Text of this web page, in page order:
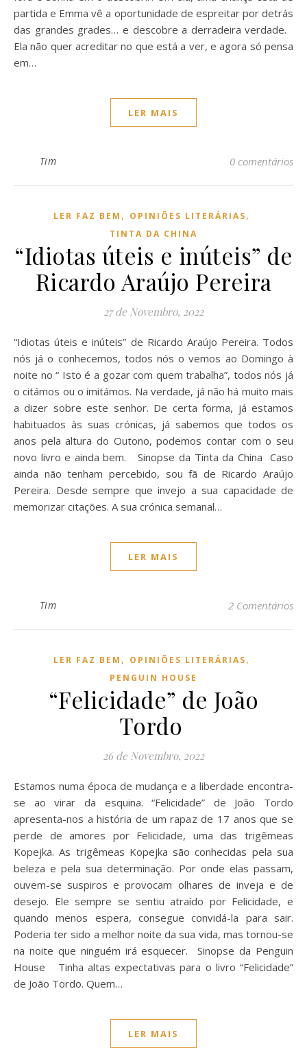
partida e Emma vê a oportunidade de espreitar por detrás
das grandes grades… e descobre a derradeira verdade.
Ela não quer acreditar no que está a ver, e agora só pensa
em…
LER MAIS
Tim 0 comentários
LER FAZ BEM , OPINIÕES LITERÁRIAS,
TINTA DA CHINA
“Idiotas úteis e inúteis” de
Ricardo Araújo Pereira
27 de Novembro, 2022
“Idiotas úteis e inúteis” de Ricardo Araújo Pereira. Todos
nós já o conhecemos, todos nós o vemos ao Domingo à
noite no “ Isto é a gozar com quem trabalha”, todos nós já
o citámos ou o imitámos. Na verdade, já não há muito mais
a dizer sobre este senhor. De certa forma, já estamos
habituados às suas crónicas, já sabemos que todos os
anos pela altura do Outono, podemos contar com o seu
novo livro e ainda bem. Sinopse da Tinta da China Caso
ainda não tenham percebido, sou fã de Ricardo Araújo
Pereira. Desde sempre que invejo a sua capacidade de
memorizar citações. A sua crónica semanal…
LER MAIS
Tim 2 Comentários
LER FAZ BEM , OPINIÕES LITERÁRIAS,
PENGUIN HOUSE
“Felicidade” de João
Tordo
26 de Novembro, 2022
Estamos numa época de mudança e a liberdade encontra-
se ao virar da esquina. “Felicidade” de João Tordo
apresenta-nos a história de um rapaz de 17 anos que se
perde de amores por Felicidade, uma das trigêmeas
Kopejka. As trigêmeas Kopejka são conhecidas pela sua
beleza e pela sua determinação. Por onde elas passam,
ouvem-se suspiros e provocam olhares de inveja e de
desejo. Ele sempre se sentiu atraído por Felicidade, e
quando menos espera, consegue convidá-la para sair.
Poderia ter sido a melhor noite da sua vida, mas tornou-se
na noite que ninguém irá esquecer. Sinopse da Penguin
House Tinha altas expectativas para o livro “Felicidade”
de João Tordo. Quem…
LER MAIS